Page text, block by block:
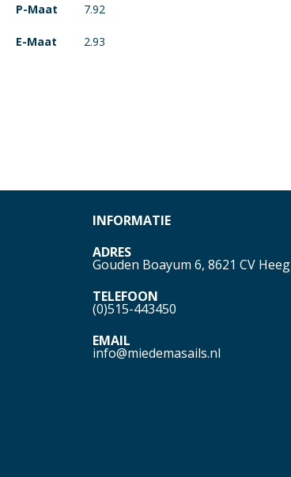
P-Maat 7.92
E-Maat 2.93
INFORMATIE
ADRES
Gouden Boayum 6, 8621 CV Heeg
TELEFOON
(0)515-443450
EMAIL
info@miedemasails.nl